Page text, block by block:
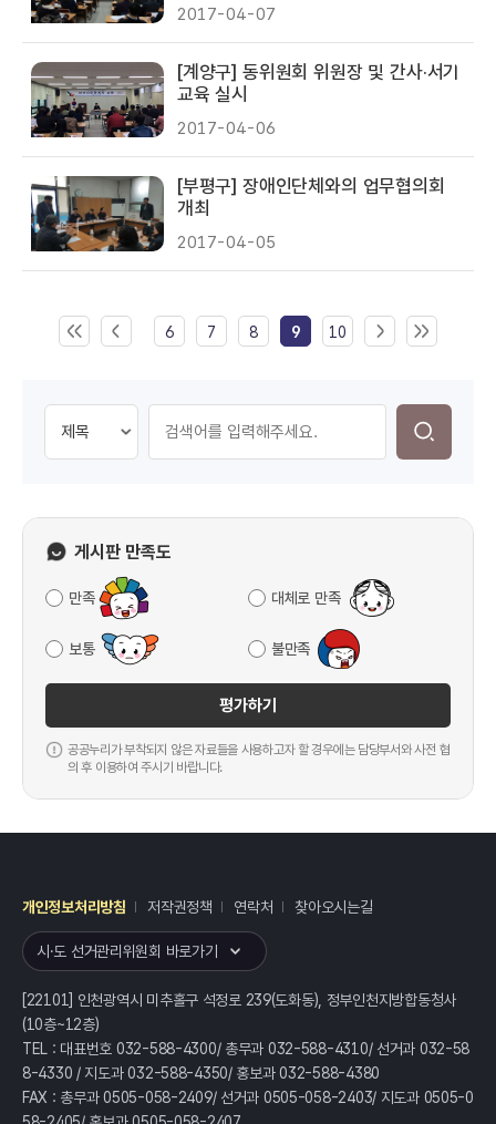
2017-04-07
[계양구] 동위원회 위원장 및 간사·서기
교육 실시
2017-04-06
[부평구] 장애인단체와의 업무협의회
개최
2017-04-05
6 7 8 9 10
게시판 만족도
만족 대체로 만족
보통 불만족
평가하기
공공누리가 부착되지 않은 자료들을 사용하고자 할 경우에는 담당부서와 사전 협
의 후 이용하여 주시기 바랍니다.
개인정보처리방침 저작권정책 연락처 찾아오시는길
시·도 선거관리위원회 바로가기
[22101] 인천광역시 미추홀구 석정로 239(도화동), 정부인천지방합동청사
(10층~12층)
TEL : 대표번호 032-588-4300/ 총무과 032-588-4310/ 선거과 032-58
8-4330 / 지도과 032-588-4350/ 홍보과 032-588-4380
FAX : 총무과 0505-058-2409/ 선거과 0505-058-2403/ 지도과 0505-0